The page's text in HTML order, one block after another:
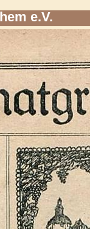
e.V.